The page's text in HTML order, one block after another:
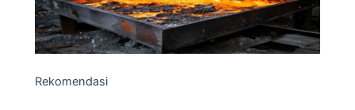
Rekomendasi